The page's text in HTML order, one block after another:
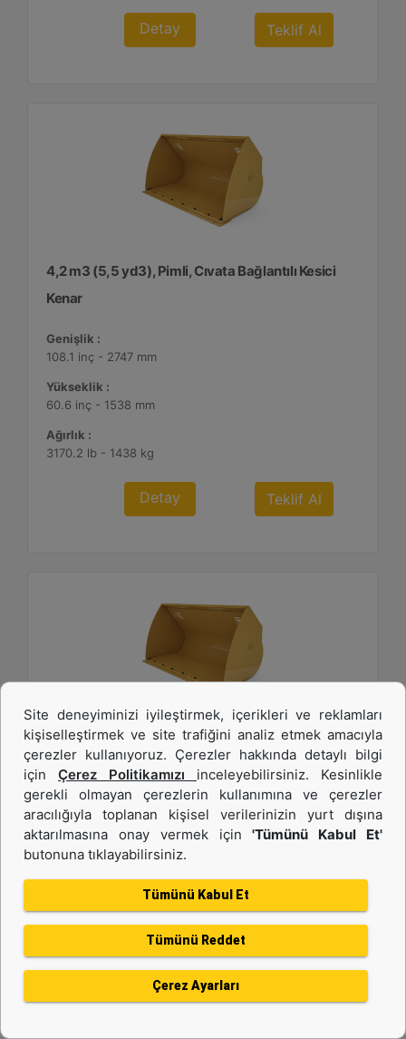
Detay Teklif Al
4,2 m3 (5,5 yd3), Pimli, Cıvata Bağlantılı Kesici
Kenar
Genişlik :
108.1 inç - 2747 mm
Yükseklik :
60.6 inç - 1538 mm
Ağırlık :
3170.2 lb - 1438 kg
Detay Teklif Al
4,2 m3 (5,5 yd3), Pimli, Cıvata Bağlantılı Kesici
Kenar
Genişlik :
108.1 inç - 2747 mm
Yükseklik :
3174.7 lb - 1440 kg
Detay Teklif Al
Site deneyiminizi iyileştirmek, içerikleri ve reklamları
kişiselleştirmek ve site trafiğini analiz etmek amacıyla
çerezler kullanıyoruz. Çerezler hakkında detaylı bilgi
için Çerez Politikamızı inceleyebilirsiniz. Kesinlikle
gerekli olmayan çerezlerin kullanımına ve çerezler
aracılığıyla toplanan kişisel verilerinizin yurt dışına
aktarılmasına onay vermek için'Tümünü Kabul Et'
butonuna tıklayabilirsiniz.
Tümünü Kabul Et
Tümünü Reddet
Çerez Ayarları